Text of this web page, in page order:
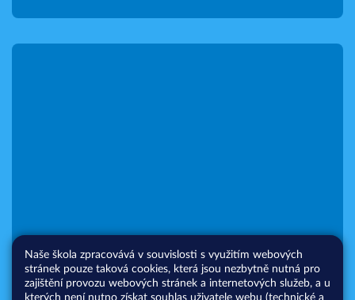
Naše škola zpracovává v souvislosti s využitím webových
stránek pouze taková cookies, která jsou nezbytně nutná pro
zajištění provozu webových stránek a internetových služeb, a u
kterých není nutno získat souhlas uživatele webu (technické a